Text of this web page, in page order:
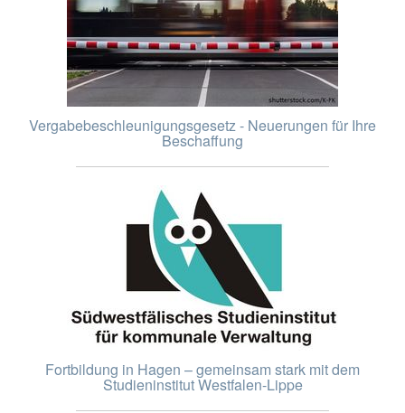
Vergabebeschleunigungsgesetz - Neuerungen für Ihre
Beschaffung
Fortbildung in Hagen – gemeinsam stark mit dem
Studieninstitut Westfalen-Lippe